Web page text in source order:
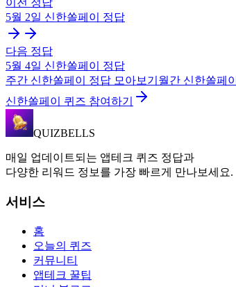
이전 정답
5월 2일 신한쏠페이 정답
다음 정답
5월 4일 신한쏠페이
정답
주간 신한쏠페이 정답 모아보기 월간 신한쏠페이
신한쏠페이 퀴즈 참여하기
QUIZBELLS
매일 업데이트되는 앱테크 퀴즈 정답과
다양한 리워드 정보를 가장 빠르게 만나보세요.
서비스
홈
오늘의 퀴즈
커뮤니티
앱테크 꿀팁